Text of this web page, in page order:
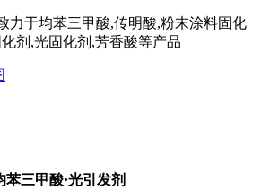
力于均苯三甲酸,传明酸,粉末涂料固化
剂,光固化剂,芳香酸等产品
苯三甲酸·光引发剂